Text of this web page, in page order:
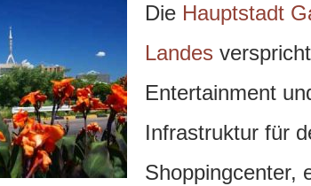
Die Hauptstadt
Landes
Entertainment
Infrastruktur für
Shoppingcenter,